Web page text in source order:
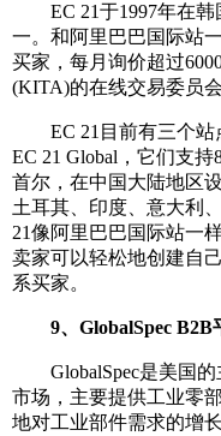
EC 21于1997年在韩
一。和阿里巴巴国际站
买家，每月询价超过
(KITA)的在线交易委员会
EC 21目前有三个站
EC 21 Global，它们支
首尔，在中国大陆地区
土耳其、印度、意大利
21像阿里巴巴国际站一
卖家可以轻松地创建自
系买家。
9、GlobalSpec B2B
GlobalSpec是美国的
市场，主要提供工业零
地对工业部件需求的增